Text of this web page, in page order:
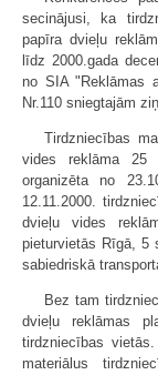
secinājusi, ka
papīra dvieļu
līdz 2000.gada
no SIA "Reklāmas
Nr.110 sniegtajām
Tirdzniecības
vides reklāma 25
organizēta no
12.11.2000.
dvieļu vides
pieturvietās Rīgā, 5
sabiedriskā
Bez tam
dvieļu reklāmas
tirdzniecības
materiālus